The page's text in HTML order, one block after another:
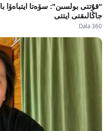
"قۇتتى بولسىن": سۆەتا ايتباەۆا
جاڭالىقتى ايتتى
Dala 360